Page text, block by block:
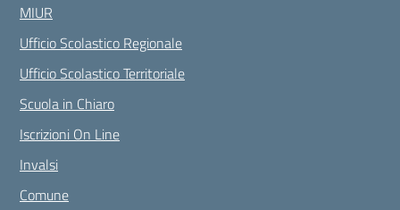
MIUR
Ufficio Scolastico Regionale
Ufficio Scolastico Territoriale
Scuola in Chiaro
Iscrizioni On Line
Invalsi
Comune